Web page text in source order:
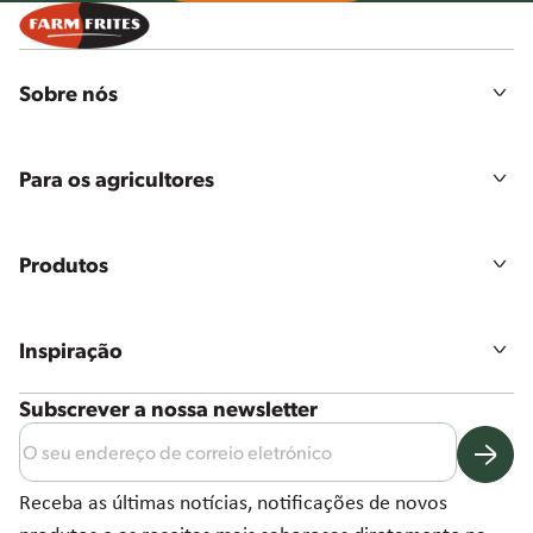
Sobre nós
Missão, visão e valores
Sustentabilidade
Emprego
Para os agricultores
Iniciar sessão
Produtos
Gamas de produtos
As nossas soluções
Inspiração
Receitas
Notícias e mais
Subscrever a nossa newsletter
Receba as últimas notícias, notificações de novos